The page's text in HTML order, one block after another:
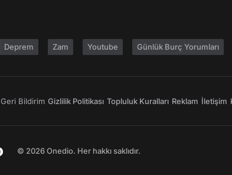
Deprem Zam Youtube Günlük Burç Yorumları
Geri Bildirim Gizlilik Politikası Topluluk Kuralları Reklam İletişim
© 2026 Onedio. Her hakkı saklıdır.